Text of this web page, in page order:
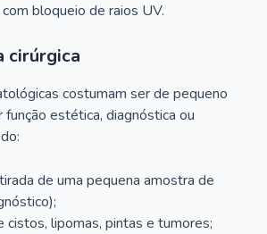
bloqueio de raios UV.
cirúrgica
costumam ser de pequeno
estética, diagnóstica ou
de uma pequena amostra de
cistos, lipomas, pintas e tumores;